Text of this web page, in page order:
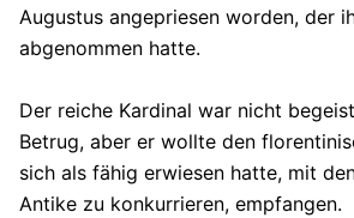
Augustus angepriesen worden, der
abgenommen hatte.
Der reiche Kardinal war nicht
Betrug, aber er wollte den
sich als fähig erwiesen hatte, mit
Antike zu konkurrieren, empfangen.